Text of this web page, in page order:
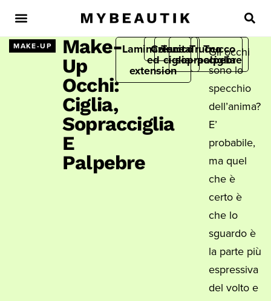
MAKE-UP
Make-
Up
Occhi:
Ciglia,
Sopracciglia
E
Palpebre
Laminazione
ed
extension
Crescita
Trucco
ciglia
Trucco
sopracciglia
Trucco
palpebre
Gli occhi
sono lo
specchio
dell’anima?
E’
probabile,
ma quel
che è
certo è
che lo
sguardo è
la parte più
espressiva
del volto e